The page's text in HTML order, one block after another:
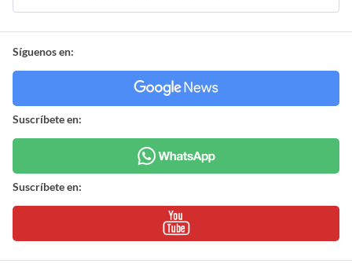
Síguenos en:
Suscríbete en:
Suscríbete en: